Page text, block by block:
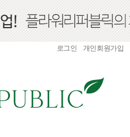
로그인 개인회원가입